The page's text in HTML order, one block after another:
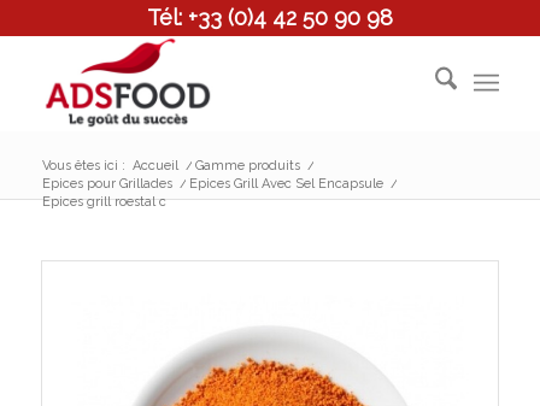
Tél: +33 (0)4 42 50 90 98
Vous êtes ici : Accueil / Gamme produits /
Epices pour Grillades / Epices Grill Avec Sel Encapsule /
Epices grill roestal c